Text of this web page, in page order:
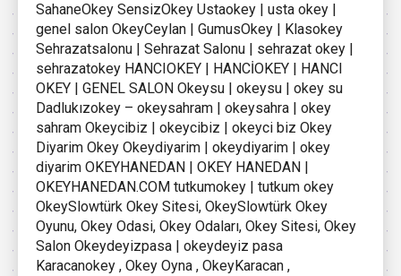
SahaneOkey SensizOkey Ustaokey | usta okey |
genel salon OkeyCeylan | GumusOkey | Klasokey
Sehrazatsalonu | Sehrazat Salonu | sehrazat okey |
sehrazatokey HANCIOKEY | HANCİOKEY | HANCI
OKEY | GENEL SALON Okeysu | okeysu | okey su
Dadlukızokey – okeysahram | okeysahra | okey
sahram Okeycibiz | okeycibiz | okeyci biz Okey
Diyarim Okey Okeydiyarim | okeydiyarim | okey
diyarim OKEYHANEDAN | OKEY HANEDAN |
OKEYHANEDAN.COM tutkumokey | tutkum okey
OkeySlowtürk Okey Sitesi, OkeySlowtürk Okey
Oyunu, Okey Odasi, Okey Odaları, Okey Sitesi, Okey
Salon Okeydeyizpasa | okeydeyiz pasa
Karacanokey , Okey Oyna , OkeyKaracan ,